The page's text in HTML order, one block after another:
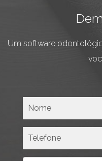
Um software